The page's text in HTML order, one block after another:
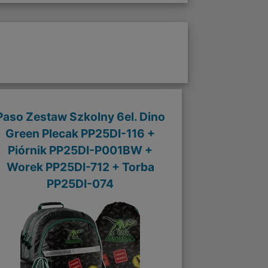
Zestaw Szkolny 6el. Dino
Green Plecak PP25DI-116 +
Piórnik PP25DI-P001BW +
Worek PP25DI-712 + Torba
PP25DI-074